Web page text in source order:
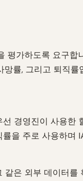
평가하도록 요구합
률, 그리고 퇴직률
경영진이 사용한
을 주로 사용하며
같은 외부 데이터를